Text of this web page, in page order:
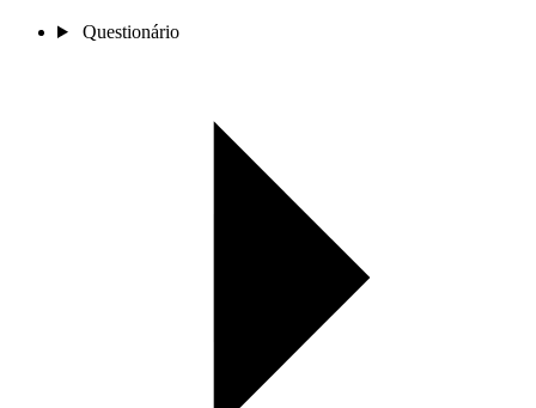
Questionário